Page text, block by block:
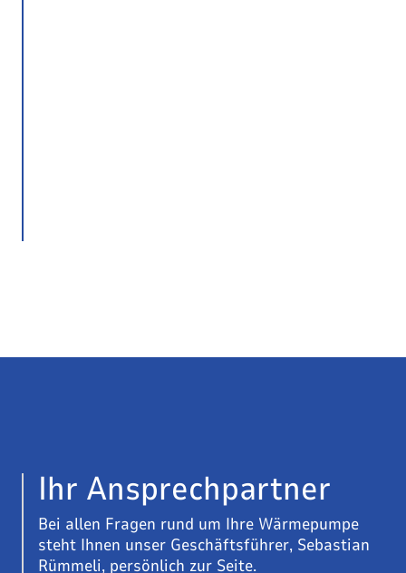
Ihr Ansprechpartner
Bei allen Fragen rund um Ihre Wärmepumpe
steht Ihnen unser Geschäftsführer, Sebastian
Rümmeli, persönlich zur Seite.